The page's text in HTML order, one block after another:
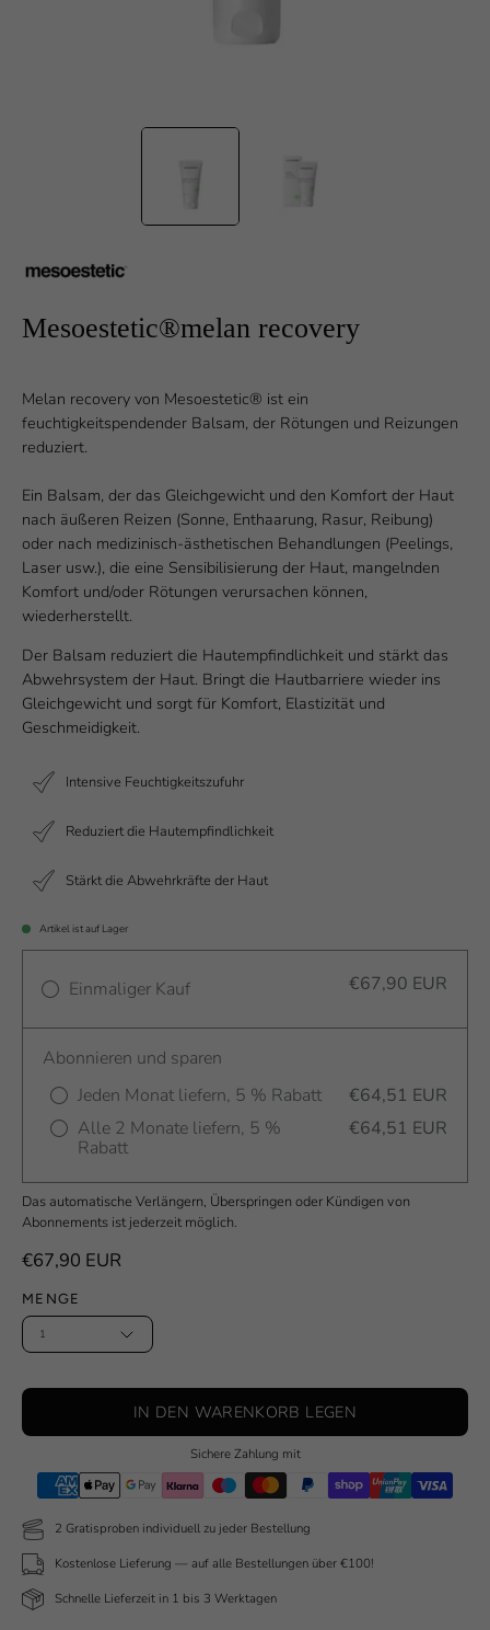
Mesoestetic®melan recovery
Melan recovery von Mesoestetic® ist ein
feuchtigkeitspendender Balsam, der Rötungen und Reizungen
reduziert.
Ein Balsam, der das Gleichgewicht und den Komfort der Haut
nach äußeren Reizen (Sonne, Enthaarung, Rasur, Reibung)
oder nach medizinisch-ästhetischen Behandlungen (Peelings,
Laser usw.), die eine Sensibilisierung der Haut, mangelnden
Komfort und/oder Rötungen verursachen können,
wiederherstellt.
Der Balsam reduziert die Hautempfindlichkeit und stärkt das
Abwehrsystem der Haut. Bringt die Hautbarriere wieder ins
Gleichgewicht und sorgt für Komfort, Elastizität und
Geschmeidigkeit.
Intensive Feuchtigkeitszufuhr
Reduziert die Hautempfindlichkeit
Stärkt die Abwehrkräfte der Haut
Artikel ist auf Lager
Einmaliger Kauf €67,90 EUR
Abonnieren und sparen
Jeden Monat liefern, 5 % Rabatt
€64,51 EUR
Alle 2 Monate liefern, 5 %
Rabatt
€64,51 EUR
Das automatische Verlängern, Überspringen oder Kündigen von
Abonnements ist jederzeit möglich.
€67,90 EUR
MENGE
1
IN DEN WARENKORB LEGEN
Sichere Zahlung mit
2 Gratisproben individuell zu jeder Bestellung
Kostenlose Lieferung — auf alle Bestellungen über €100!
Schnelle Lieferzeit in 1 bis 3 Werktagen